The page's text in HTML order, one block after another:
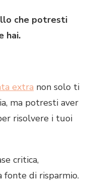
che potresti
hai.
extra non solo ti
ma potresti aver
risolvere i tuoi
critica,
fonte di risparmio.